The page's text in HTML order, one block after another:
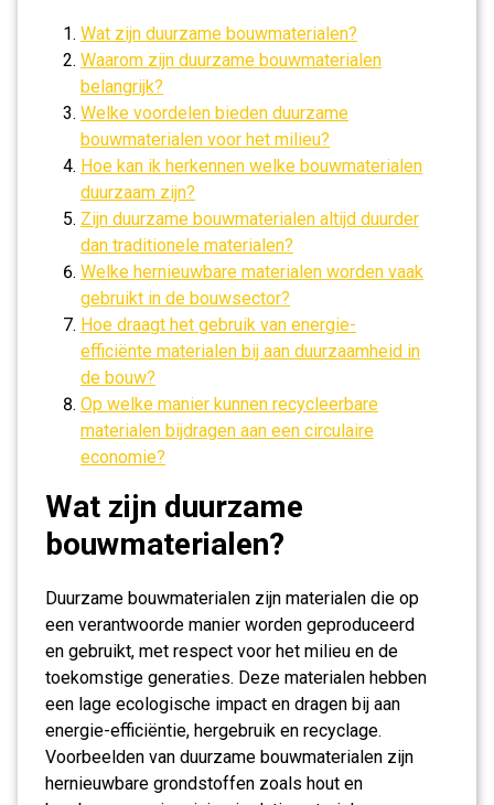
Wat zijn duurzame bouwmaterialen?
Waarom zijn duurzame bouwmaterialen
belangrijk?
Welke voordelen bieden duurzame
bouwmaterialen voor het milieu?
Hoe kan ik herkennen welke bouwmaterialen
duurzaam zijn?
Zijn duurzame bouwmaterialen altijd duurder
dan traditionele materialen?
Welke hernieuwbare materialen worden vaak
gebruikt in de bouwsector?
Hoe draagt het gebruik van energie-
efficiënte materialen bij aan duurzaamheid in
de bouw?
Op welke manier kunnen recycleerbare
materialen bijdragen aan een circulaire
economie?
Wat zijn duurzame
bouwmaterialen?
Duurzame bouwmaterialen zijn materialen die op
een verantwoorde manier worden geproduceerd
en gebruikt, met respect voor het milieu en de
toekomstige generaties. Deze materialen hebben
een lage ecologische impact en dragen bij aan
energie-efficiëntie, hergebruik en recyclage.
Voorbeelden van duurzame bouwmaterialen zijn
hernieuwbare grondstoffen zoals hout en